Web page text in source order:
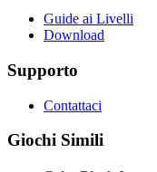
Guide ai Livelli
Download
Supporto
Contattaci
Giochi Simili